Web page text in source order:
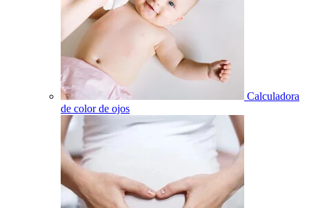
Calculadora
de color de ojos